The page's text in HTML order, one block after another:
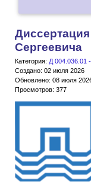
Сергеевича
Категория: Д 004.036.01
Создано: 02 июля 2026
Обновлено: 08 июля
Просмотров: 377